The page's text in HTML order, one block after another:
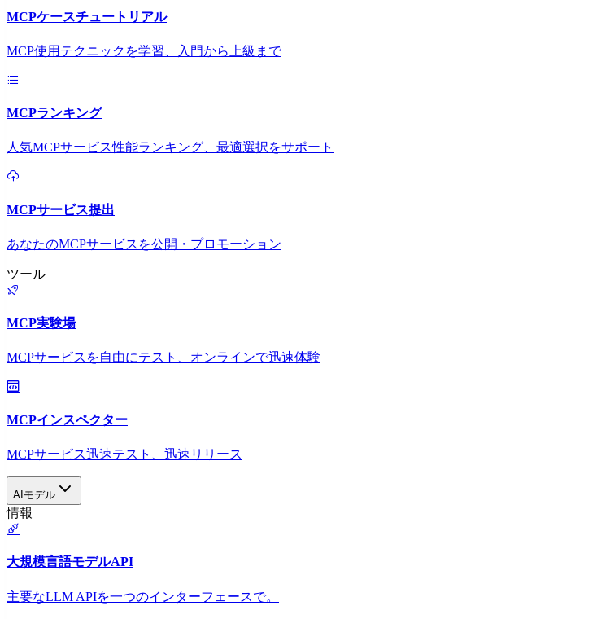
MCPケースチュートリアル
MCP使用テクニックを学習、入門から上級まで
MCPランキング
人気MCPサービス性能ランキング、最適選択をサポート
MCPサービス提出
あなたのMCPサービスを公開・プロモーション
ツール
MCP実験場
MCPサービスを自由にテスト、オンラインで迅速体験
MCPインスペクター
MCPサービス迅速テスト、迅速リリース
AIモデル
情報
大規模言語モデルAPI
主要なLLM APIを一つのインターフェースで。